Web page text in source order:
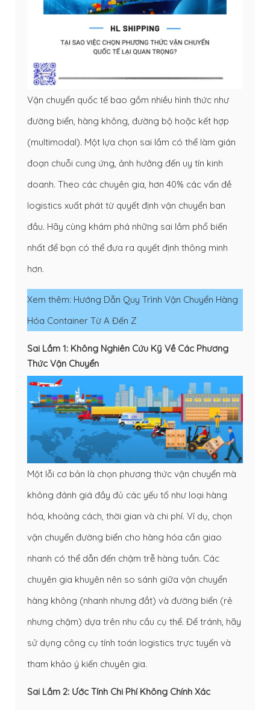
Vận chuyển quốc tế bao gồm nhiều hình thức như
đường biển, hàng không, đường bộ hoặc kết hợp
(multimodal). Một lựa chọn sai lầm có thể làm gián
đoạn chuỗi cung ứng, ảnh hưởng đến uy tín kinh
doanh. Theo các chuyên gia, hơn 40% các vấn đề
logistics xuất phát từ quyết định vận chuyển ban
đầu. Hãy cùng khám phá những sai lầm phổ biến
nhất để bạn có thể đưa ra quyết định thông minh
hơn.
Xem thêm: Hướng Dẫn Quy Trình Vận Chuyển Hàng
Hóa Container Từ A Đến Z
Sai Lầm 1: Không Nghiên Cứu Kỹ Về Các Phương
Thức Vận Chuyển
Một lỗi cơ bản là chọn phương thức vận chuyển mà
không đánh giá đầy đủ các yếu tố như loại hàng
hóa, khoảng cách, thời gian và chi phí. Ví dụ, chọn
vận chuyển đường biển cho hàng hóa cần giao
nhanh có thể dẫn đến chậm trễ hàng tuần. Các
chuyên gia khuyên nên so sánh giữa vận chuyển
hàng không (nhanh nhưng đắt) và đường biển (rẻ
nhưng chậm) dựa trên nhu cầu cụ thể. Để tránh, hãy
sử dụng công cụ tính toán logistics trực tuyến và
tham khảo ý kiến chuyên gia.
Sai Lầm 2: Ước Tính Chi Phí Không Chính Xác